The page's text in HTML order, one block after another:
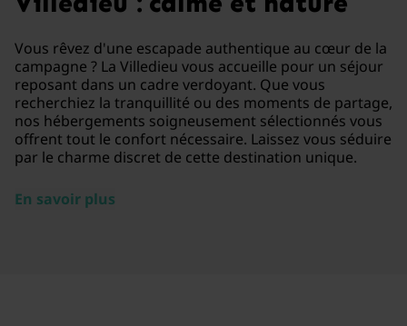
Vous rêvez d'une escapade authentique au cœur de la
campagne ? La Villedieu vous accueille pour un séjour
reposant dans un cadre verdoyant. Que vous
recherchiez la tranquillité ou des moments de partage,
nos hébergements soigneusement sélectionnés vous
offrent tout le confort nécessaire. Laissez vous séduire
par le charme discret de cette destination unique.
En savoir plus